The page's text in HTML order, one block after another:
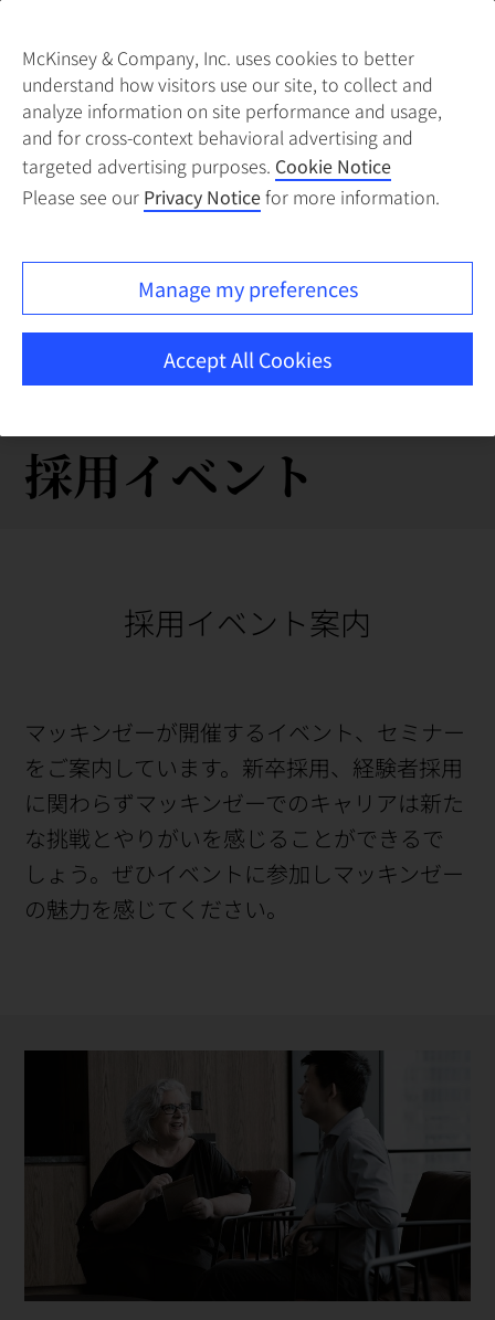
採用イベント
採用イベント案内
マッキンゼーが開催するイベント、セミナー
をご案内しています。新卒採用、経験者採用
に関わらずマッキンゼーでのキャリアは新た
な挑戦とやりがいを感じることができるで
しょう。ぜひイベントに参加しマッキンゼー
の魅力を感じてください。
McKinsey & Company, Inc. uses cookies to better
understand how visitors use our site, to collect and
analyze information on site performance and usage,
and for cross-context behavioral advertising and
targeted advertising purposes. Cookie Notice
Please see our Privacy Noticefor more information.
Manage my preferences
Accept All Cookies